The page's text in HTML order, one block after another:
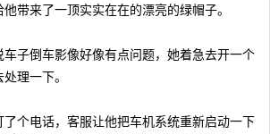
来了一顶实实在在的漂亮的绿帽子。
倒车影像好像有点问题，她着急去开一个
理一下。
电话，客服让他把车机系统重新启动一下